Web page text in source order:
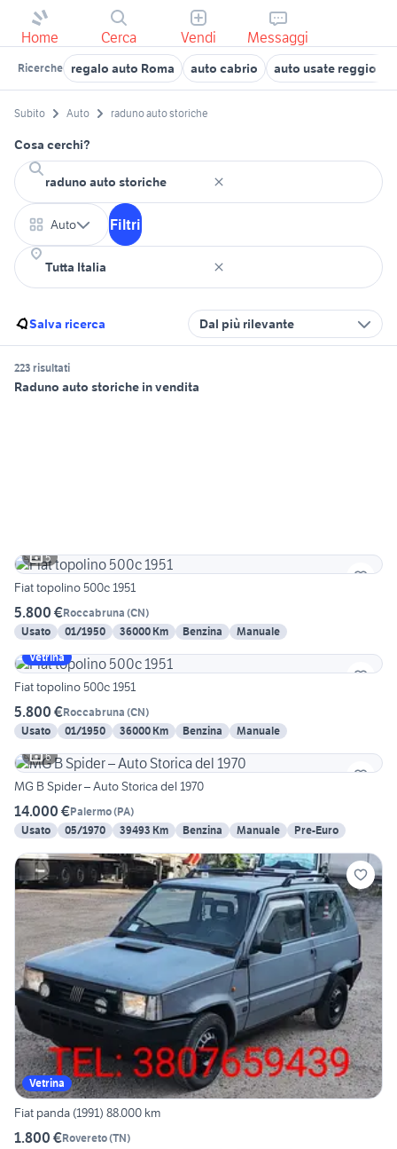
Home Cerca Vendi Messaggi
Ricerche regalo auto Roma auto cabrio auto usate reggio
Subito Auto raduno auto storiche
Cosa cerchi?
Auto Filtri
Salva ricerca Dal più rilevante
223 risultati
Raduno auto storiche in vendita
5
Fiat topolino 500c 1951
5.800 €Roccabruna (CN)
Usato
01/1950 36000 Km Benzina
Manuale
Vetrina
Fiat topolino 500c 1951
5.800 €Roccabruna (CN)
Usato
01/1950 36000 Km Benzina
Manuale
6
MG B Spider – Auto Storica del 1970
14.000 €Palermo(PA)
Usato
05/1970 39493 Km Benzina Manuale Pre-Euro
Vetrina
Fiat panda (1991) 88.000 km
1.800 €Rovereto(TN)